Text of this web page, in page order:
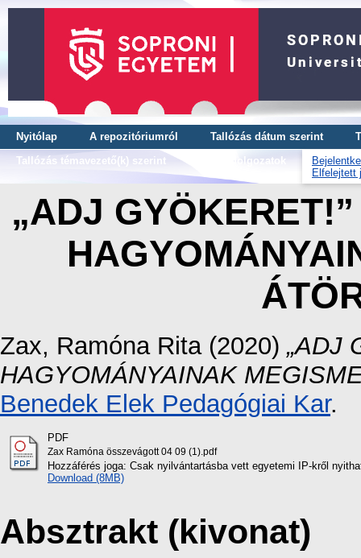
Nyitólap A repozitóriumról Tallózás dátum szerint
Tallózás témavezető(k) szerint
OTDK dolgozatok
Elfelejtett
„ADJ
Zax, Ramóna Rita(2020) „ADJ
HAGYOMÁNYAINAK
Benedek Elek Pedagógiai Kar.
PDF
Zax Ramóna összevágott 04 09 (1).pdf
Hozzáférés joga: Csak nyilvántartásba vett egyetemi IP-kről
Download (8MB)
Absztrakt (kivonat)